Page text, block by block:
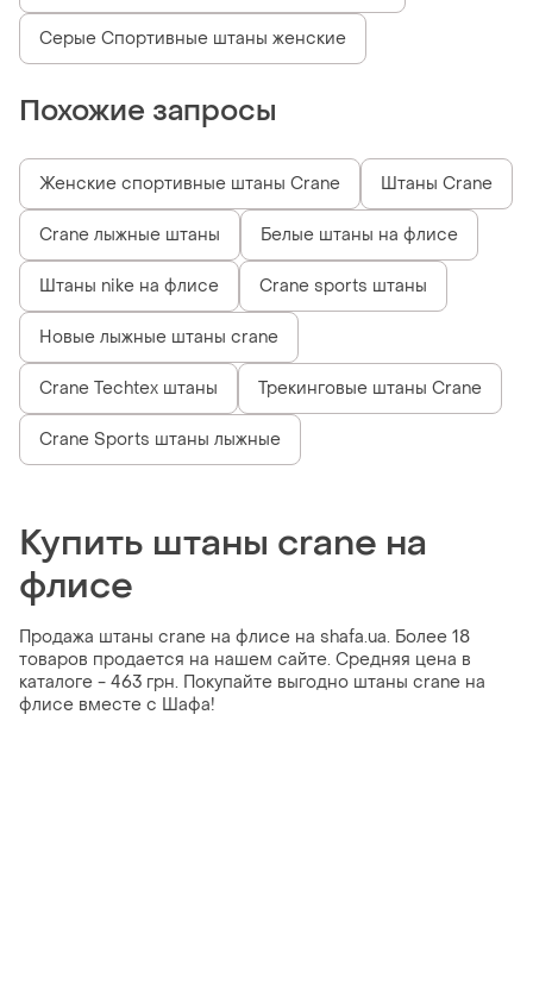
Серые Спортивные штаны женские
Похожие запросы
Женские спортивные штаны Crane Штаны Crane
Crane лыжные штаны Белые штаны на флисе
Штаны nike на флисе Crane sports штаны
Новые лыжные штаны crane
Crane Techtex штаны Трекинговые штаны Crane
Crane Sports штаны лыжные
Купить штаны crane на
флисе
Продажа штаны crane на флисе на shafa.ua. Более 18
товаров продается на нашем сайте. Средняя цена в
каталоге - 463 грн. Покупайте выгодно штаны crane на
флисе вместе с Шафа!